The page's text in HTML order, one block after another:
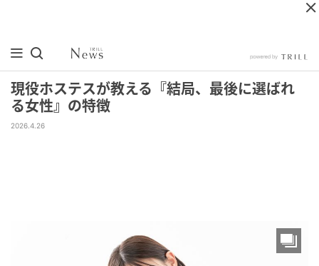
現役ホステスが教える『結局、最後に選ばれ
る女性』の特徴
2026.4.26